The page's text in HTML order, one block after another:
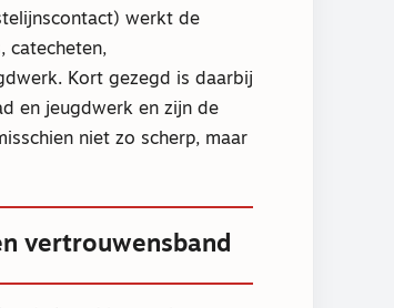
werkt de
catecheten,
Kort gezegd is daarbij
en jeugdwerk en zijn de
niet zo scherp, maar
vertrouwensband